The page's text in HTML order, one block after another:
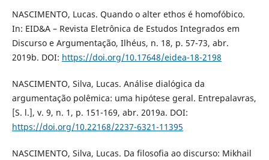
NASCIMENTO, Lucas. Quando o alter ethos é homofóbico.
In: EID&A – Revista Eletrônica de Estudos Integrados em
Discurso e Argumentação, Ilhéus, n. 18, p. 57-73, abr.
2019b. DOI: https://doi.org/10.17648/eidea-18-2198
NASCIMENTO, Silva, Lucas. Análise dialógica da
argumentação polêmica: uma hipótese geral. Entrepalavras,
[S. l.], v. 9, n. 1, p. 151-169, abr. 2019a. DOI:
https://doi.org/10.22168/2237-6321-11395
NASCIMENTO, Silva, Lucas. Da filosofia ao discurso: Mikhail